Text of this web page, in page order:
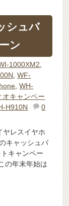
シュバ
ン
1000XM2
,WF-
,WH-
オキャンペー
H910N
0
ヤレスイヤホ
キャッシュバ
キャンペー
の年末年始は